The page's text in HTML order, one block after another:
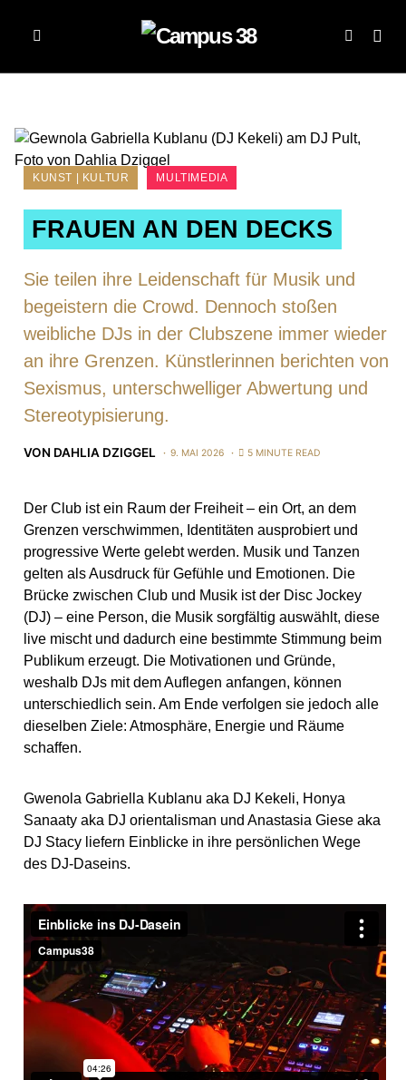
KUNST | KULTUR MULTIMEDIA
FRAUEN AN DEN DECKS
Sie teilen ihre Leidenschaft für Musik und
begeistern die Crowd. Dennoch stoßen
weibliche DJs in der Clubszene immer wieder
an ihre Grenzen. Künstlerinnen berichten von
Sexismus, unterschwelliger Abwertung und
Stereotypisierung.
VON DAHLIA DZIGGEL 9. MAI 2026 5 MINUTE READ
Der Club ist ein Raum der Freiheit – ein Ort, an dem
Grenzen verschwimmen, Identitäten ausprobiert und
progressive Werte gelebt werden. Musik und Tanzen
gelten als Ausdruck für Gefühle und Emotionen. Die
Brücke zwischen Club und Musik ist der Disc Jockey
(DJ) – eine Person, die Musik sorgfältig auswählt, diese
live mischt und dadurch eine bestimmte Stimmung beim
Publikum erzeugt. Die Motivationen und Gründe,
weshalb DJs mit dem Auflegen anfangen, können
unterschiedlich sein. Am Ende verfolgen sie jedoch alle
dieselben Ziele: Atmosphäre, Energie und Räume
schaffen.
Gwenola Gabriella Kublanu aka DJ Kekeli, Honya
Sanaaty aka DJ orientalisman und Anastasia Giese aka
DJ Stacy liefern Einblicke in ihre persönlichen Wege
des DJ-Daseins.